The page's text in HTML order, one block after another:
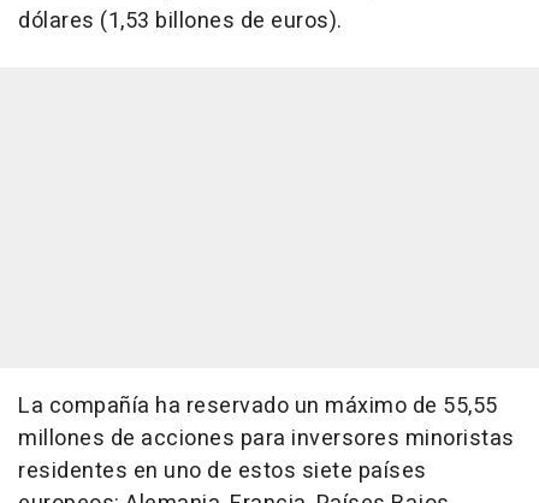
dólares (1,53 billones de euros).
La compañía ha reservado un máximo de 55,55
millones de acciones para inversores minoristas
residentes en uno de estos siete países